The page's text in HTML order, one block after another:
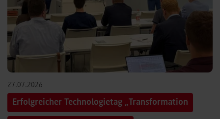
27.07.2026
Erfolgreicher Technologietag „Transformation